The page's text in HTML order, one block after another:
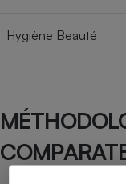
Hygiène Beauté